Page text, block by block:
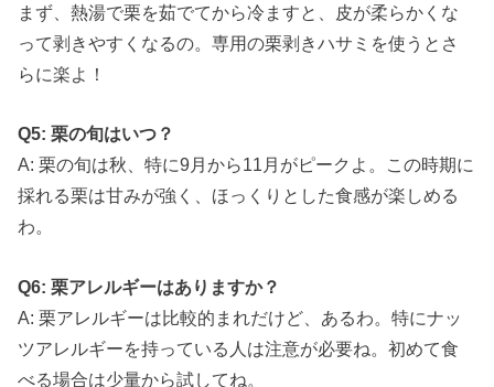
まず、熱湯で栗を茹でてから冷ますと、皮が柔らかくな
って剥きやすくなるの。専用の栗剥きハサミを使うとさ
らに楽よ！
Q5: 栗の旬はいつ？
A: 栗の旬は秋、特に9月から11月がピークよ。この時期に
採れる栗は甘みが強く、ほっくりとした食感が楽しめる
わ。
Q6: 栗アレルギーはありますか？
A: 栗アレルギーは比較的まれだけど、あるわ。特にナッ
ツアレルギーを持っている人は注意が必要ね。初めて食
べる場合は少量から試してね。